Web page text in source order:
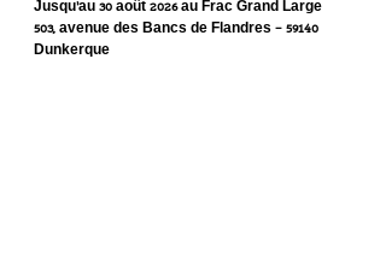
Jusqu’au 30 août 2026 au Frac Grand Large
503, avenue des Bancs de Flandres – 59140
Dunkerque